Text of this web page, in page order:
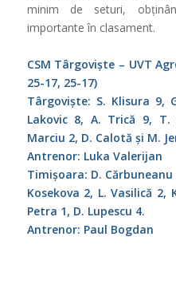
minim de seturi,
importante în clasament.
CSM Târgoviște – UVT
25-17, 25-17)
Târgoviște: S. Klisura 9,
Lakovic 8, A. Trică 9, T.
Marciu 2, D. Calotă și M.
Antrenor: Luka Valerijan
Timișoara: D. Cărbuneanu
Kosekova 2, L. Vasilică 2,
Petra 1, D. Lupescu 4.
Antrenor: Paul Bogdan